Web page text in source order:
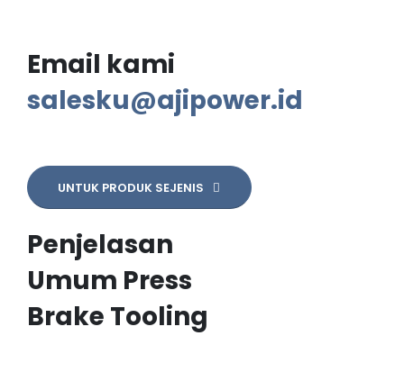
Email kami
salesku@ajipower.id
UNTUK PRODUK SEJENIS
Penjelasan
Umum Press
Brake Tooling